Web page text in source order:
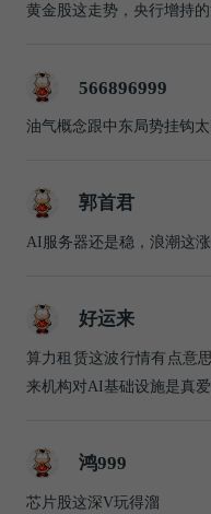
黄金股这走势，央行增持
566896999
油气概念跟中东局势挂钩
郭首君
AI服务器还是稳，浪潮这
好运来
算力租赁这波行情有点意
来机构对AI基础设施是真
鸿999
芯片股这深V玩得溜